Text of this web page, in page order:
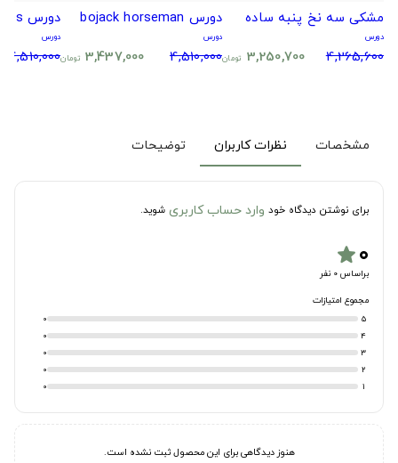
مشکی سه نخ پنبه ساده
دورس
4,265,600
3,250,700 تومان
دورس bojack horseman
دورس
4,510,000
3,437,000 تومان
دورس The Beatles
دورس
4,510,000
مشخصات نظرات کاربران توضیحات
برای نوشتن دیدگاه خود وارد حساب کاربری شوید.
۰star
براساس 0 نفر
مجموع امتیازات
5
0
4
0
3
0
2
0
1
0
هنوز دیدگاهی برای این محصول ثبت نشده است.